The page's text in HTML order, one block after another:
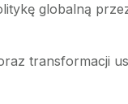
globalną
transformacji